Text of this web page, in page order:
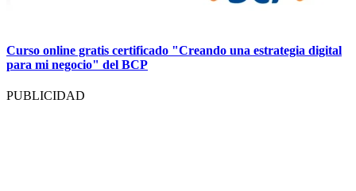
Curso online gratis certificado "Creando una estrategia digital
para mi negocio" del BCP
PUBLICIDAD